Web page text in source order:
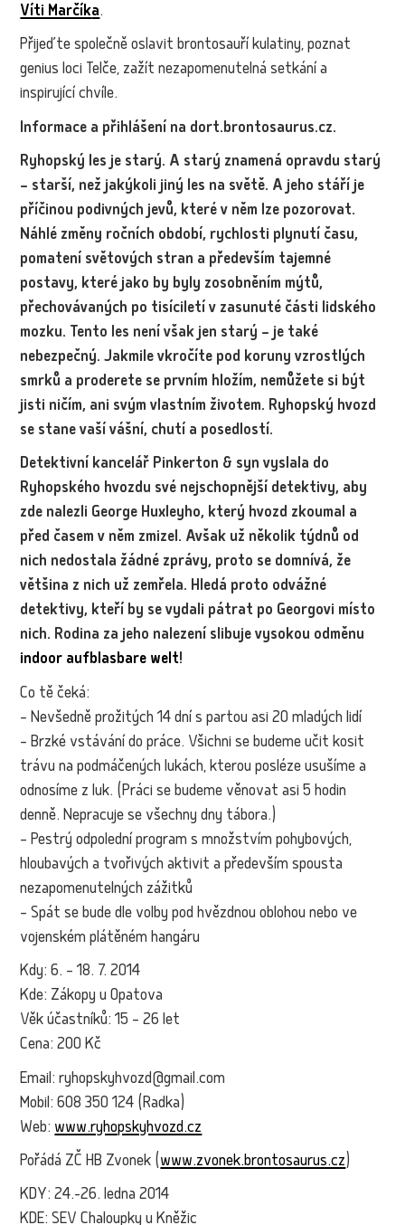
Víti Marčíka.
Přijeďte společně oslavit brontosauří kulatiny, poznat
genius loci Telče, zažít nezapomenutelná setkání a
inspirující chvíle.
Informace a přihlášení na dort.brontosaurus.cz.
Ryhopský les je starý. A starý znamená opravdu starý
– starší, než jakýkoli jiný les na světě. A jeho stáří je
příčinou podivných jevů, které v něm lze pozorovat.
Náhlé změny ročních období, rychlosti plynutí času,
pomatení světových stran a především tajemné
postavy, které jako by byly zosobněním mýtů,
přechovávaných po tisíciletí v zasunuté části lidského
mozku. Tento les není však jen starý – je také
nebezpečný. Jakmile vkročíte pod koruny vzrostlých
smrků a proderete se prvním hložím, nemůžete si být
jisti ničím, ani svým vlastním životem. Ryhopský hvozd
se stane vaší vášní, chutí a posedlostí.
Detektivní kancelář Pinkerton & syn vyslala do
Ryhopského hvozdu své nejschopnější detektivy, aby
zde nalezli George Huxleyho, který hvozd zkoumal a
před časem v něm zmizel. Avšak už několik týdnů od
nich nedostala žádné zprávy, proto se domnívá, že
většina z nich už zemřela. Hledá proto odvážné
detektivy, kteří by se vydali pátrat po Georgovi místo
nich. Rodina za jeho nalezení slibuje vysokou odměnu
indoor aufblasbare welt!
Co tě čeká:
– Nevšedně prožitých 14 dní s partou asi 20 mladých lidí
– Brzké vstávání do práce. Všichni se budeme učit kosit
trávu na podmáčených lukách, kterou posléze usušíme a
odnosíme z luk. (Práci se budeme věnovat asi 5 hodin
denně. Nepracuje se všechny dny tábora.)
– Pestrý odpolední program s množstvím pohybových,
hloubavých a tvořivých aktivit a především spousta
nezapomenutelných zážitků
– Spát se bude dle volby pod hvězdnou oblohou nebo ve
vojenském plátěném hangáru
Kdy: 6. – 18. 7. 2014
Kde: Zákopy u Opatova
Věk účastníků: 15 – 26 let
Cena: 200 Kč
Email: ryhopskyhvozd@gmail.com
Mobil: 608 350 124 (Radka)
Web:www.ryhopskyhvozd.cz
Pořádá ZČ HB Zvonek (www.zvonek.brontosaurus.cz)
KDY: 24.-26. ledna 2014
KDE: SEV Chaloupky u Kněžic